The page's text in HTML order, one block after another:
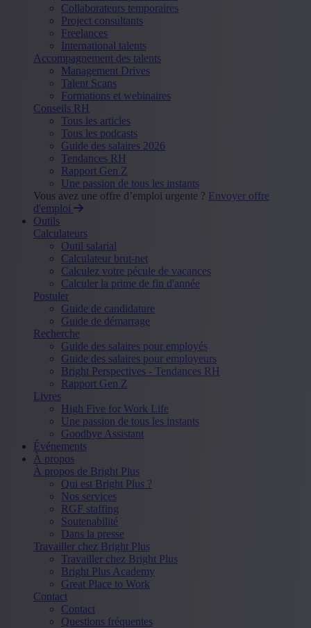
Collaborateurs temporaires
Project consultants
Freelances
International talents
Accompagnement des talents
Management Drives
Talent Scans
Formations et webinaires
Conseils RH
Tous les articles
Tous les podcasts
Guide des salaires 2026
Tendances RH
Rapport Gen Z
Une passion de tous les instants
Vous avez une offre d’emploi urgente ? Envoyer offre
d'emploi
Outils
Calculateurs
Outil salarial
Calculateur brut-net
Calculez votre pécule de vacances
Calculer la prime de fin d'année
Postuler
Guide de candidature
Guide de démarrage
Recherche
Guide des salaires pour employés
Guide des salaires pour employeurs
Bright Perspectives - Tendances RH
Rapport Gen Z
Livres
High Five for Work Life
Une passion de tous les instants
Goodbye Assistant
Événements
À propos
À propos de Bright Plus
Qui est Bright Plus ?
Nos services
RGF staffing
Soutenabilité
Dans la presse
Travailler chez Bright Plus
Travailler chez Bright Plus
Bright Plus Academy
Great Place to Work
Contact
Contact
Questions fréquentes